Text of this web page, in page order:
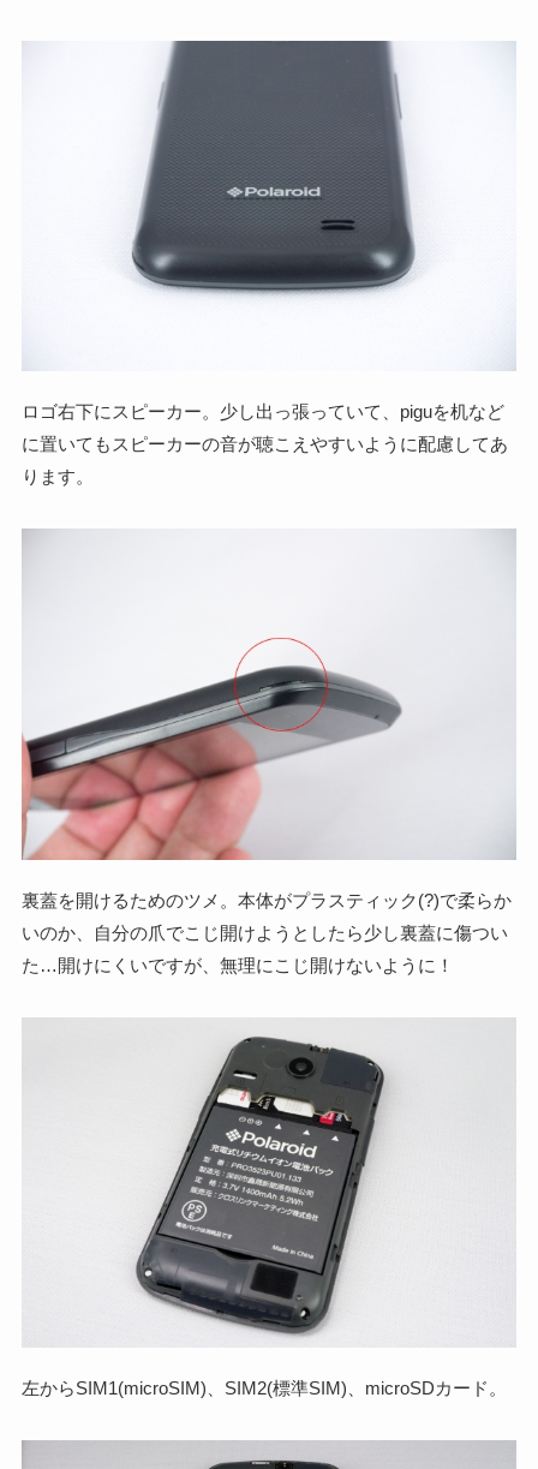
ロゴ右下にスピーカー。少し出っ張っていて、piguを机など
に置いてもスピーカーの音が聴こえやすいように配慮してあ
ります。
裏蓋を開けるためのツメ。本体がプラスティック(?)で柔らか
いのか、自分の爪でこじ開けようとしたら少し裏蓋に傷つい
た…開けにくいですが、無理にこじ開けないように！
左からSIM1(microSIM)、SIM2(標準SIM)、microSDカード。